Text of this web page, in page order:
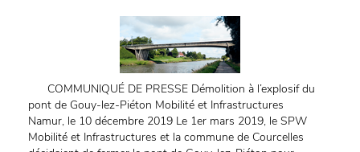
COMMUNIQUÉ DE PRESSE Démolition à l’explosif du
pont de Gouy-lez-Piéton Mobilité et Infrastructures
Namur, le 10 décembre 2019 Le 1er mars 2019, le SPW
Mobilité et Infrastructures et la commune de Courcelles